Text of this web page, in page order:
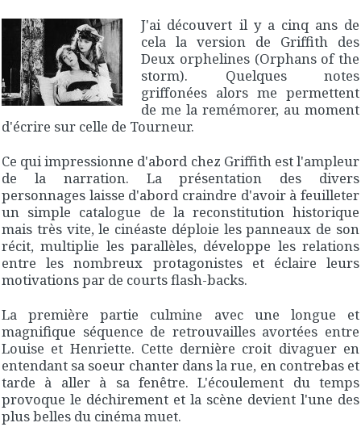
J'ai découvert il y a cinq ans de
cela la version de Griffith des
Deux orphelines (Orphans of the
storm). Quelques notes
griffonées alors me permettent
de me la remémorer, au moment
d'écrire sur celle de Tourneur.
Ce qui impressionne d'abord chez Griffith est l'ampleur
de la narration. La présentation des divers
personnages laisse d'abord craindre d'avoir à feuilleter
un simple catalogue de la reconstitution historique
mais très vite, le cinéaste déploie les panneaux de son
récit, multiplie les parallèles, développe les relations
entre les nombreux protagonistes et éclaire leurs
motivations par de courts flash-backs.
La première partie culmine avec une longue et
magnifique séquence de retrouvailles avortées entre
Louise et Henriette. Cette dernière croit divaguer en
entendant sa soeur chanter dans la rue, en contrebas et
tarde à aller à sa fenêtre. L'écoulement du temps
provoque le déchirement et la scène devient l'une des
plus belles du cinéma muet.